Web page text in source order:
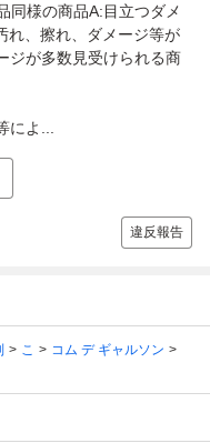
同様の商品A:目立つダメ
れ、擦れ、ダメージ等が
ジが多数見受けられる商
よ...
違反報告
こ
コム デ ギャルソン